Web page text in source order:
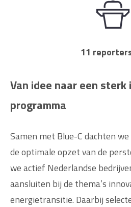
11
Van idee naar een sterk
programma
Samen met Blue-C dachten
de optimale opzet van de
we actief Nederlandse
aansluiten bij de thema’s
energietransitie. Daarbij